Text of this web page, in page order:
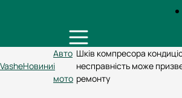
VasheНовини
Авто
і
мото
Шків компресора
несправність може
ремонту